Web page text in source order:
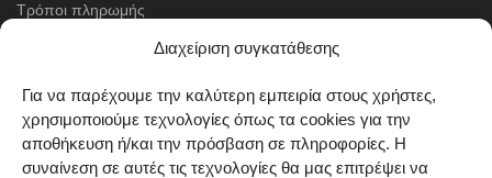
Διαχείριση συγκατάθεσης
Για να παρέχουμε την καλύτερη εμπειρία στους χρήστες,
χρησιμοποιούμε τεχνολογίες όπως τα cookies για την
αποθήκευση ή/και την πρόσβαση σε πληροφορίες. Η
συναίνεση σε αυτές τις τεχνολογίες θα μας επιτρέψει να
Τρόποι πληρωμής
Μέθοδοι αποστολής
Όροι χρήσης
Cookie Policy (EU)